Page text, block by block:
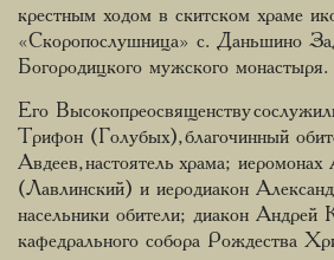
крестным ходом в скитском храме
«Скоропослушница» с. Даньшино
Богородицкого мужского монастыря.
Его Высокопреосвященству
Трифон (Голубых), благочинный
Авдеев, настоятель храма; иеромонах
(Лавлинский) и иеродиакон
насельники обители; диакон Андрей
кафедрального собора Рождества